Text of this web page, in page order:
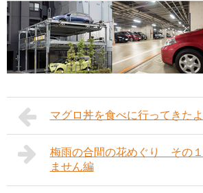
マグロ丼を食べに行ってきたよ
梅雨の合間の花めぐり その
ません編